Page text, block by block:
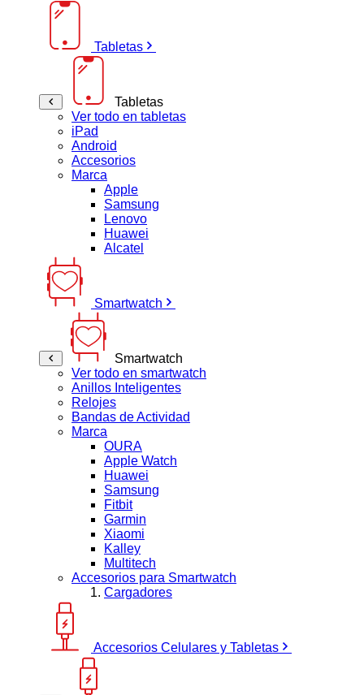
Tabletas
Tabletas
Ver todo en tabletas
iPad
Android
Accesorios
Marca
Apple
Samsung
Lenovo
Huawei
Alcatel
Smartwatch
Smartwatch
Ver todo en smartwatch
Anillos Inteligentes
Relojes
Bandas de Actividad
Marca
OURA
Apple Watch
Huawei
Samsung
Fitbit
Garmin
Xiaomi
Kalley
Multitech
Accesorios para Smartwatch
Cargadores
Accesorios Celulares y Tabletas